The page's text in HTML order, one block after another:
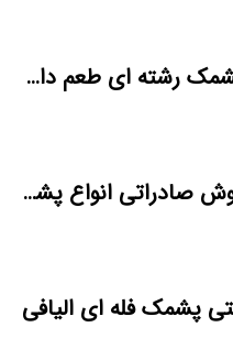
فروش کیلویی پشمک رشته ای طعم دار میوه
بازار اینترنتی فروش صادراتی انواع پشمک الیافی/شکلاتی
پشمک فله ای الیافی